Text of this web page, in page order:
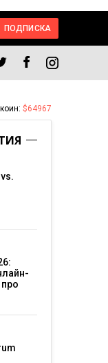
ПОДПИСКА
$64967